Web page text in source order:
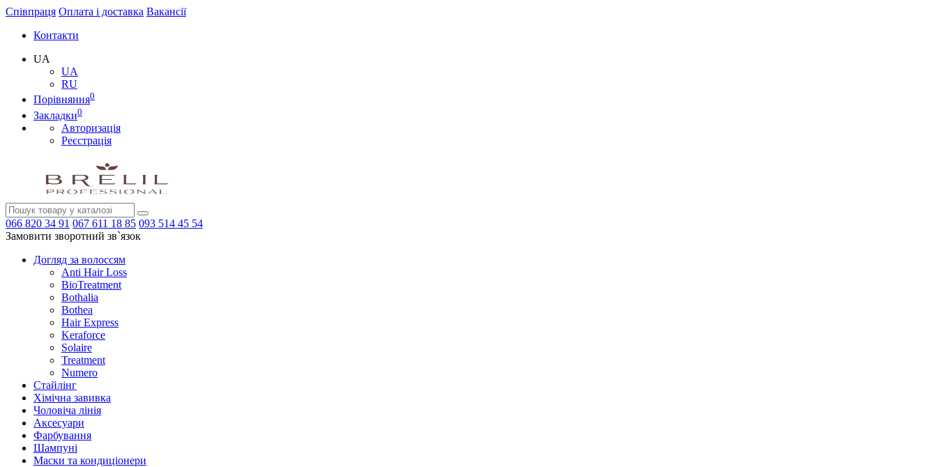
Співпраця Оплата і доставка Вакансії
Контакти
UA
UA
RU
Порівняння0
Закладки0
Авторизація
Реєстрація
066 820 34 91 067 611 18 85 093 514 45 54
Замовити зворотний зв`язок
Догляд за волоссям
Anti Hair Loss
BioTreatment
Bothalia
Bothea
Hair Express
Keraforce
Solaire
Treatment
Numero
Стайлінг
Хімічна завивка
Чоловіча лінія
Аксесуари
Фарбування
Шампуні
Маски та кондиціонери